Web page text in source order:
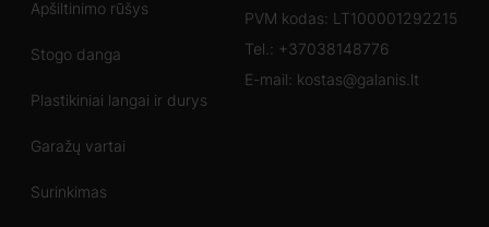
Apšiltinimo rūšys
Stogo danga
Plastikiniai langai ir durys
Garažų vartai
Surinkimas
PVM kodas: LT100001292215
Tel.: +37038148776
E-mail: kostas@galanis.lt